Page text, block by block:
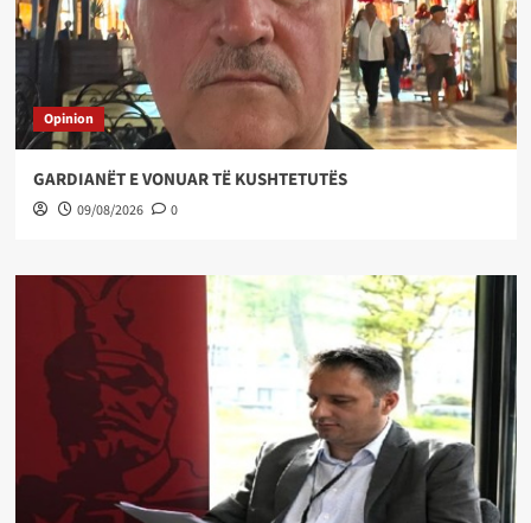
Opinion
GARDIANËT E VONUAR TË KUSHTETUTËS
09/08/2026 0